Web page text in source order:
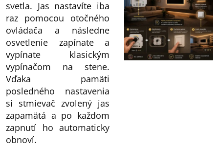
svetla. Jas nastavíte iba
raz pomocou otočného
ovládača a následne
osvetlenie zapínate a
vypínate klasickým
vypínačom na stene.
Vďaka pamäti
posledného nastavenia
si stmievač zvolený jas
zapamätá a po každom
zapnutí ho automaticky
obnoví.